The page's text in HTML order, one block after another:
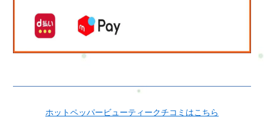
ホットペッパービューティークチコミはこちら